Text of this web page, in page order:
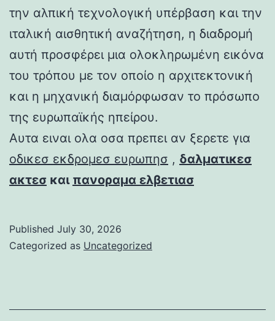
την αλπική τεχνολογική υπέρβαση και την
ιταλική αισθητική αναζήτηση, η διαδρομή
αυτή προσφέρει μια ολοκληρωμένη εικόνα
του τρόπου με τον οποίο η αρχιτεκτονική
και η μηχανική διαμόρφωσαν το πρόσωπο
της ευρωπαϊκής ηπείρου.
Αυτα ειναι ολα οσα πρεπει αν ξερετε για
οδικεσ εκδρομεσ ευρωπησ , δαλματικεσ
ακτεσ και πανοραμα ελβετιασ
Published July 30, 2026
Categorized as Uncategorized